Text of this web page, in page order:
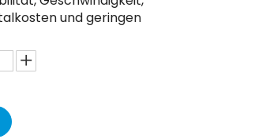
und geringen